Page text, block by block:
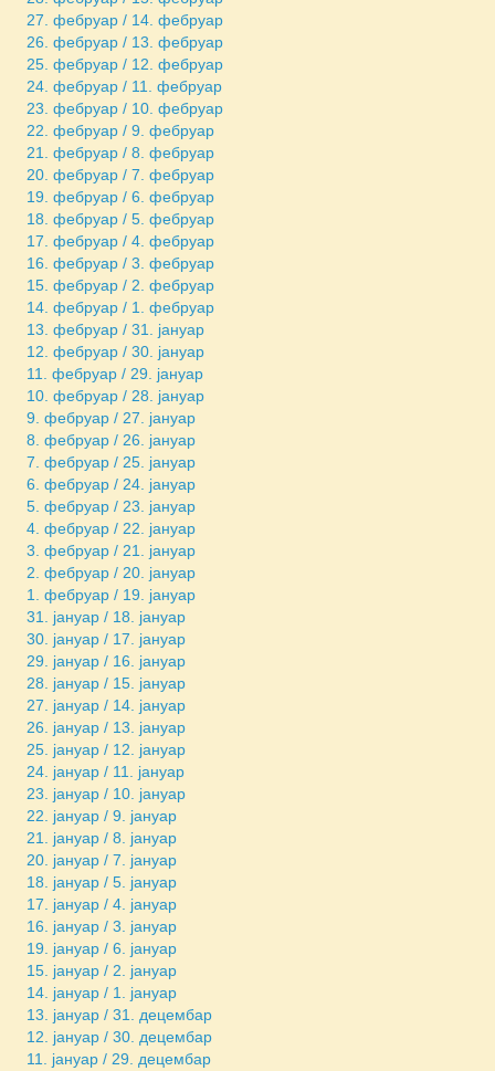
27. фебруар / 14. фебруар
26. фебруар / 13. фебруар
25. фебруар / 12. фебруар
24. фебруар / 11. фебруар
23. фебруар / 10. фебруар
22. фебруар / 9. фебруар
21. фебруар / 8. фебруар
20. фебруар / 7. фебруар
19. фебруар / 6. фебруар
18. фебруар / 5. фебруар
17. фебруар / 4. фебруар
16. фебруар / 3. фебруар
15. фебруар / 2. фебруар
14. фебруар / 1. фебруар
13. фебруар / 31. јануар
12. фебруар / 30. јануар
11. фебруар / 29. јануар
10. фебруар / 28. јануар
9. фебруар / 27. јануар
8. фебруар / 26. јануар
7. фебруар / 25. јануар
6. фебруар / 24. јануар
5. фебруар / 23. јануар
4. фебруар / 22. јануар
3. фебруар / 21. јануар
2. фебруар / 20. јануар
1. фебруар / 19. јануар
31. јануар / 18. јануар
30. јануар / 17. јануар
29. јануар / 16. јануар
28. јануар / 15. јануар
27. јануар / 14. јануар
26. јануар / 13. јануар
25. јануар / 12. јануар
24. јануар / 11. јануар
23. јануар / 10. јануар
22. јануар / 9. јануар
21. јануар / 8. јануар
20. јануар / 7. јануар
18. јануар / 5. јануар
17. јануар / 4. јануар
16. јануар / 3. јануар
19. јануар / 6. јануар
15. јануар / 2. јануар
14. јануар / 1. јануар
13. јануар / 31. децембар
12. јануар / 30. децембар
11. јануар / 29. децембар